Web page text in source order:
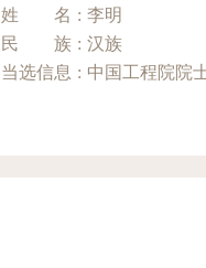
姓名 : 李明
民族 : 汉族
当选信息 :